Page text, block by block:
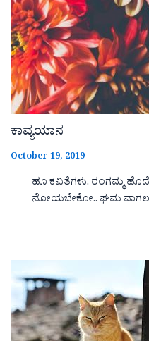
ಕಾವ್ಯಯಾನ
October 19, 2019
ಹೂ ಕವಿತೆಗಳು. ರಂಗಮ್ಮ
ನೋಯಬೇಕೋ.. ಘಮ